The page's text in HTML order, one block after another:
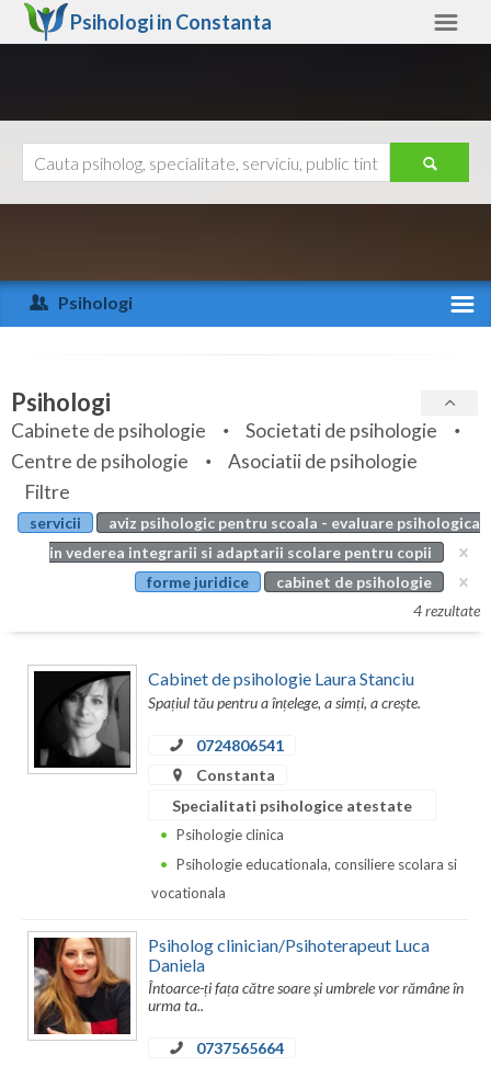
Psihologi in Constanta
Arad
Arges
Bihor
Bistrita-Nasaud
Botosani
Braila
Bucuresti
Calarasi
Caras-Severin
Dambovita
Dolj
Galati
Ajutor
Psihologi
Specialitati
Servicii
Articole
Evenimente
Psihologi
Cabinete de psihologie
Societati de psihologie
Centre de psihologie
Asociatii de psihologie
Filtre
servicii
aviz psihologic pentru scoala - evaluare psihologica
in vederea integrarii si adaptarii scolare pentru copii
forme juridice
cabinet de psihologie
4 rezultate
Cabinet de psihologie Laura Stanciu
Spațiul tău pentru a înțelege, a simți, a crește.
0724806541
Constanta
Specialitati psihologice atestate
Psihologie clinica
Psihologie educationala, consiliere scolara si
vocationala
Psiholog clinician/Psihoterapeut Luca
Daniela
Întoarce-ți fața către soare și umbrele vor rămâne în
urma ta..
0737565664